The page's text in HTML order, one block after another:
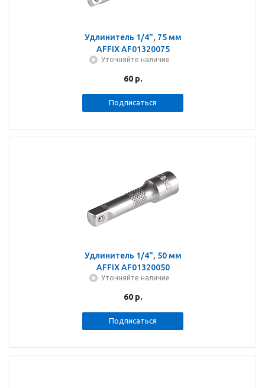
Удлинитель 1/4", 75 мм
AFFIX AF01320075
Уточняйте наличие
60р.
Подписаться
Удлинитель 1/4", 50 мм
AFFIX AF01320050
Уточняйте наличие
60р.
Подписаться